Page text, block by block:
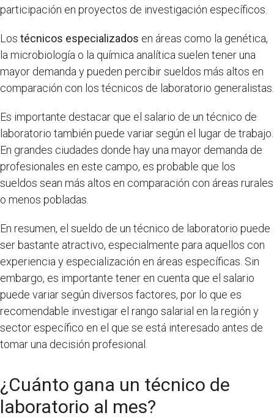
participación en proyectos de investigación específicos.
Los técnicos especializados en áreas como la genética,
la microbiología o la química analítica suelen tener una
mayor demanda y pueden percibir sueldos más altos en
comparación con los técnicos de laboratorio generalistas.
Es importante destacar que el salario de un técnico de
laboratorio también puede variar según el lugar de trabajo.
En grandes ciudades donde hay una mayor demanda de
profesionales en este campo, es probable que los
sueldos sean más altos en comparación con áreas rurales
o menos pobladas.
En resumen, el sueldo de un técnico de laboratorio puede
ser bastante atractivo, especialmente para aquellos con
experiencia y especialización en áreas específicas. Sin
embargo, es importante tener en cuenta que el salario
puede variar según diversos factores, por lo que es
recomendable investigar el rango salarial en la región y
sector específico en el que se está interesado antes de
tomar una decisión profesional.
¿Cuánto gana un técnico de
laboratorio al mes?